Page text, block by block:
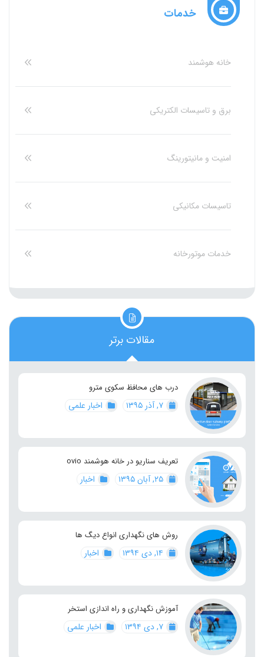
خدمات
خانه هوشمند
برق و تاسیسات الکتریکی
امنیت و مانیتورینگ
تاسیسات مکانیکی
خدمات موتورخانه
مقالات برتر
درب های محافظ سکوی مترو
اخبار علمی
تعریف سناریو در خانه هوشمند ovio
اخبار
روش های نگهداری انواع دیگ ها
اخبار
آموزش نگهداری و راه اندازی استخر
اخبار علمی